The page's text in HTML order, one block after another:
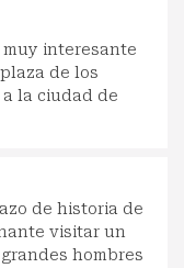
interesante
de los
a la ciudad de
de historia de
visitar un
hombres